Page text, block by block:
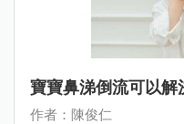
寶寶鼻涕倒流可以解
作者：陳俊仁